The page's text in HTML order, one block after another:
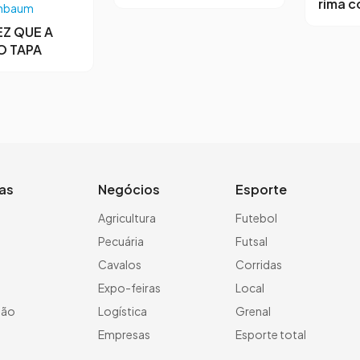
QUE A
TAPA
rima
Negócios
Agricultura
Pecuária
Cavalos
Expo-feiras
Logística
Empresas
Esporte
Futebol
Futsal
Corridas
Local
Grenal
Esporte total